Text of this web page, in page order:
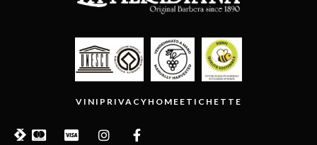
VINI PRIVACY HOME ETICHETTE